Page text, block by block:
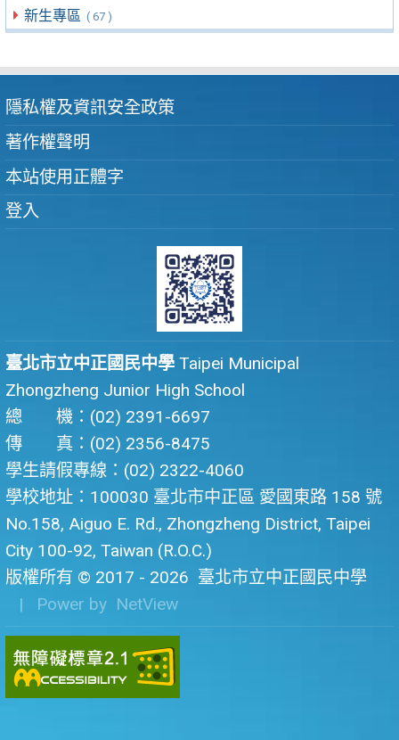
新生專區 ( 67 )
隱私權及資訊安全政策
著作權聲明
本站使用正體字
登入
臺北市立中正國民中學 Taipei Municipal
Zhongzheng Junior High School
總 機：(02) 2391-6697
傳 真：(02) 2356-8475
學生請假專線：(02) 2322-4060
學校地址：100030 臺北市中正區 愛國東路 158 號
No.158, Aiguo E. Rd., Zhongzheng District, Taipei
City 100-92, Taiwan (R.O.C.)
版權所有 © 2017 - 2026 臺北市立中正國民中學
| Power by NetView